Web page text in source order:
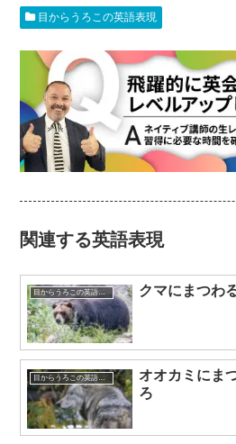
目からうろこの英語表現
関連する英語表現
目からうろこの英語表現 クマにまつわ
目からうろこの英語表現
オオカミにま
ろ